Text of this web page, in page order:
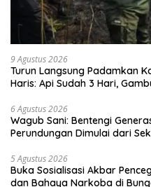
9 Agustus 2026
Turun Langsung Padamkan
Haris: Api Sudah 3 Hari,
6 Agustus 2026
Wagub Sani: Bentengi
Perundungan Dimulai dari
5 Agustus 2026
Buka Sosialisasi Akbar
dan Bahaya Narkoba di